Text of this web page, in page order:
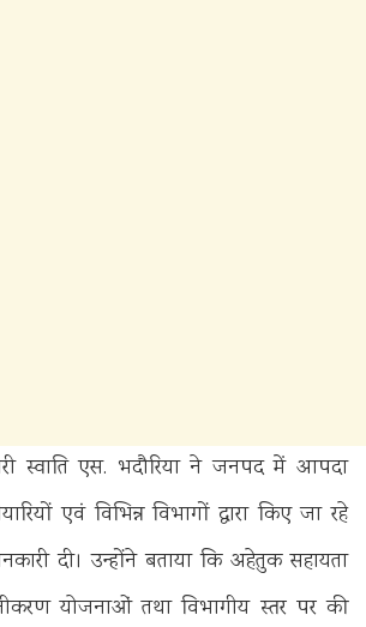
स्वाति एस. भदौरिया ने जनपद में आपदा
एवं विभिन्न विभागों द्वारा किए जा रहे
दी। उन्होंने बताया कि अहेतुक सहायता
योजनाओं तथा विभागीय स्तर पर की